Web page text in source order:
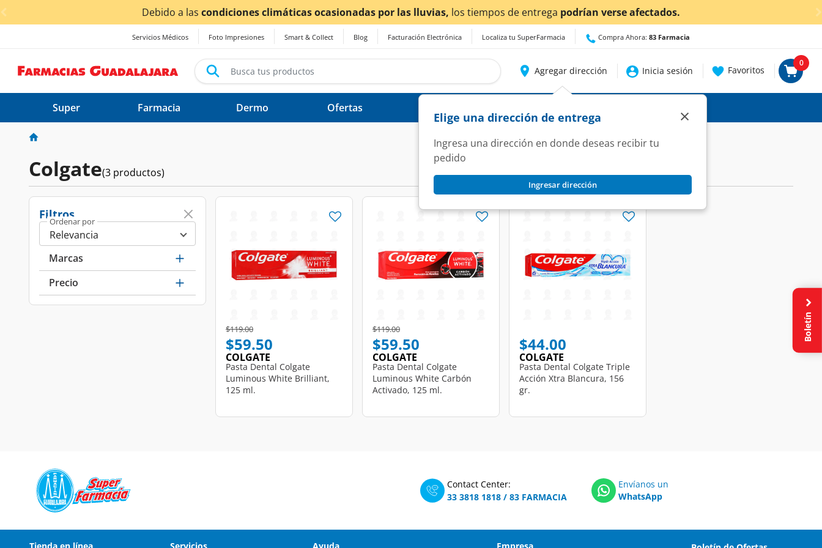
< div class="carousel-inner"> Debido a las condiciones climáticas ocasionadas por las lluvias, los tiempos de entrega podrían verse afectados.
Servicios Médicos Foto Impresiones Smart & Collect Blog Facturación Electrónica Localiza tu SuperFarmacia Compra Ahora: 83 Farmacia
Agregar dirección
Elige una dirección de entrega
Ingresa una dirección en donde deseas recibir tu
pedido
Ingresar dirección
×
Inicia sesión Favoritos
0
Super Farmacia Dermo Ofertas
Colgate(3 productos)
Filtros
Ordenar por
Marcas
Precio
Price reduced from
$119.00to
$59.50
COLGATE
Pasta Dental Colgate
Luminous White Brilliant,
125 ml.
Price reduced from
$119.00to
$59.50
COLGATE
Pasta Dental Colgate
Luminous White Carbón
Activado, 125 ml.
$44.00
COLGATE
Pasta Dental Colgate Triple
Acción Xtra Blancura, 156
gr.
Contact Center:
33 3818 1818 / 83 FARMACIA
Envíanos un
WhatsApp
Boletín